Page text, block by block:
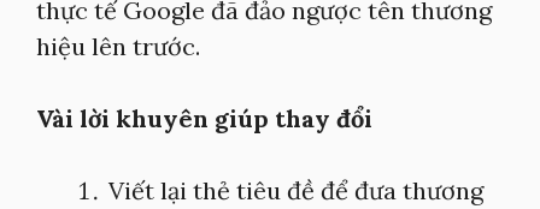
thực tế Google đã đảo ngược tên thương
hiệu lên trước.
Vài lời khuyên giúp thay đổi
Viết lại thẻ tiêu đề để đưa thương